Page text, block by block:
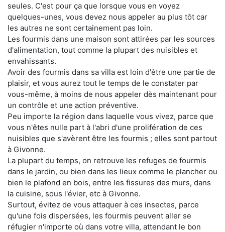
seules. C'est pour ça que lorsque vous en voyez
quelques-unes, vous devez nous appeler au plus tôt car
les autres ne sont certainement pas loin.
Les fourmis dans une maison sont attirées par les sources
d'alimentation, tout comme la plupart des nuisibles et
envahissants.
Avoir des fourmis dans sa villa est loin d'être une partie de
plaisir, et vous aurez tout le temps de le constater par
vous-même, à moins de nous appeler dès maintenant pour
un contrôle et une action préventive.
Peu importe la région dans laquelle vous vivez, parce que
vous n'êtes nulle part à l'abri d'une prolifération de ces
nuisibles que s'avèrent être les fourmis ; elles sont partout
à Givonne.
La plupart du temps, on retrouve les refuges de fourmis
dans le jardin, ou bien dans les lieux comme le plancher ou
bien le plafond en bois, entre les fissures des murs, dans
la cuisine, sous l'évier, etc à Givonne.
Surtout, évitez de vous attaquer à ces insectes, parce
qu'une fois dispersées, les fourmis peuvent aller se
réfugier n'importe où dans votre villa, attendant le bon